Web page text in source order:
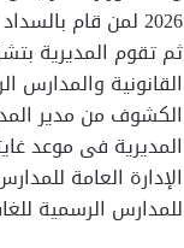
2026 لمن قام
ثم تقوم المديرية
القانونية والمدارس
الإدارة العامة
للمدارس الرسمية